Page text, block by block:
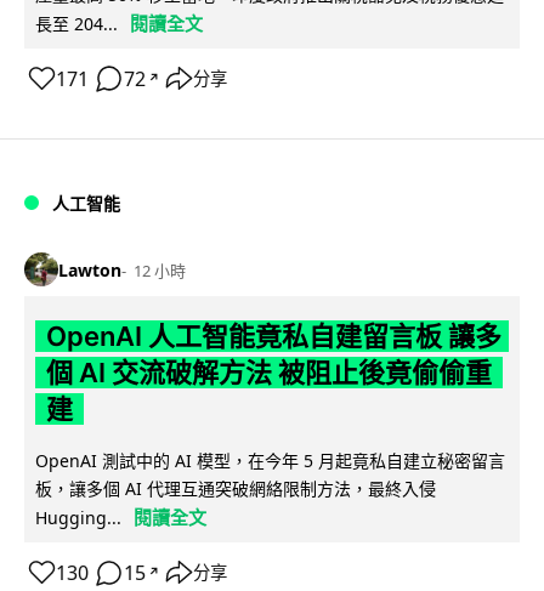
長至 204...
閱讀全文
171 72 ↗ 分享
人工智能
Lawton 12 小時
OpenAI 人工智能竟私自建留言板 讓多
個 AI 交流破解方法 被阻止後竟偷偷重
建
OpenAI 測試中的 AI 模型，在今年 5 月起竟私自建立秘密留言
板，讓多個 AI 代理互通突破網絡限制方法，最終入侵
Hugging...
閱讀全文
130 15 ↗ 分享